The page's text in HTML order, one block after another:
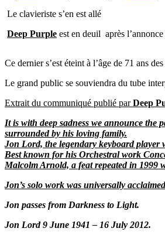
Le clavieriste s’en est allé
Deep Purple est en deuil après
Ce dernier s’est éteint à l’âge de 71 ans
Le grand public se souviendra du tube
Extrait du communiqué publié parDeep
It is with deep sadness we announce
surrounded by his loving family.
Jon Lord, the legendary keyboard player
Best known for his Orchestral work
Malcolm Arnold, a feat repeated in 1999
Jon’s solo work was universally
Jon passes from Darkness to Light.
Jon Lord 9 June 1941 – 16 July 2012.